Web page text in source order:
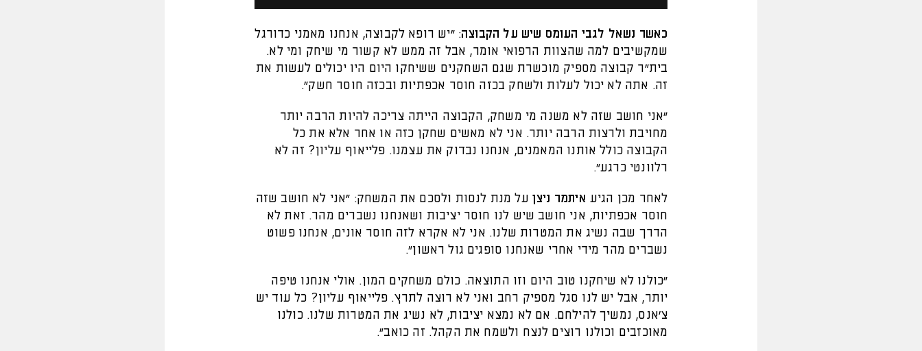
כאשר נשאל לגבי העומס שיש על הקבוצה: "יש רופא לקבוצה, אנחנו מאמני כדורגל
שמקשיבים למה שהצוות הרפואי אומר, אבל זה ממש לא קשור מי שיחק ומי לא.
בית"ר קבוצה מספיק מוכשרת שגם השחקנים ששיחקו היום היו יכולים לעשות את
זה. אתה לא יכול לעלות ולשחק בכזה חוסר אכפתיות ובכזה חוסר חשק".
"אני חושב שזה לא משנה מי משחק, הקבוצה הייתה צריכה להיות הרבה יותר
מחויבת ולרצות הרבה יותר. אני לא מאשים שחקן כזה או אחר אלא את כל
הקבוצה כולל אותנו המאמנים, אנחנו נבדוק את עצמנו. פלייאוף עליון? זה לא
רלוונטי כרגע".
לאחר מכן הגיע איתמר ניצן על מנת לנסות ולסכם את המשחק: "אני לא חושב שזה
חוסר אכפתיות, אני חושב שיש לנו חוסר יציבות ושאנחנו נשברים מהר. זאת לא
הדרך שבה נשיג את המטרות שלנו. אני לא אקרא לזה חוסר אונים, אנחנו פשוט
נשברים מהר מידי אחרי שאנחנו סופגים גול ראשון".
"כולנו לא שיחקנו טוב היום וזו התוצאה. כולם משחקים המון. אולי אנחנו טיפה
יותר, אבל יש לנו סגל מספיק רחב ואני לא רוצה לתרץ. פלייאוף עליון? כל עוד יש
צ’אנס, נמשיך להילחם. אם לא נמצא יציבות, לא נשיג את המטרות שלנו. כולנו
מאוכזבים וכולנו רוצים לנצח ולשמח את הקהל. זה כואב".